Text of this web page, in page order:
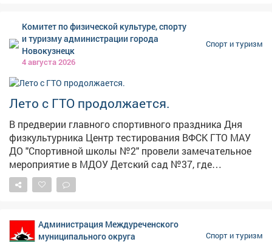
Но каждый участник усвоил главное: спорт - это не
просто соревнование, это залог хорошего настроения
и крепкого иммунитета. Заряжаемся позитивом на
Комитет по физической культуре, спорту
и туризму администрации города
Новокузнецк
4 августа 2026
Спорт и туризм
Лето с ГТО продолжается.
В предверии главного спортивного праздника Дня
физкультурника Центр тестирования ВФСК ГТО МАУ
ДО "Спортивной школы №2" провели замечательное
мероприятие в МДОУ Детский сад №37, где
познакомил малышей с комплексом "Готов к труду и
обороне" - Талисманы ГТО - зайка Лиза и леопард Вика
упражнений нескольких видов испытаний. Малыши с
азартом и интересом выполняли задания которые для
Администрация Междуреченского
муниципального округа
Спорт и туризм